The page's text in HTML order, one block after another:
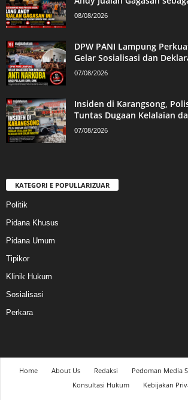
08/08/2026
DPW PANI Lampung
Gelar Sosialisasi dan
07/08/2026
Insiden di Karangsong,
Tuntas Dugaan Kelalaian
07/08/2026
KATEGORI E POPULLARIZUAR
Politik
Pidana Khusus
Pidana Umum
Tipikor
Klinik Hukum
Sosialisasi
Perkara
Home About Us Redaksi Pedoman Media
Konsultasi Hukum
Kebijakan